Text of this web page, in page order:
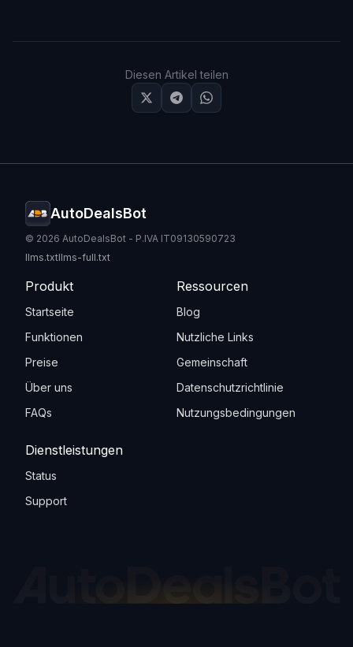
Diesen Artikel teilen
AutoDealsBot
© 2026 AutoDealsBot - P.IVA IT09130590723
llms.txtllms-full.txt
Produkt
Startseite
Funktionen
Preise
Über uns
FAQs
Ressourcen
Blog
Nutzliche Links
Gemeinschaft
Datenschutzrichtlinie
Nutzungsbedingungen
Dienstleistungen
Status
Support